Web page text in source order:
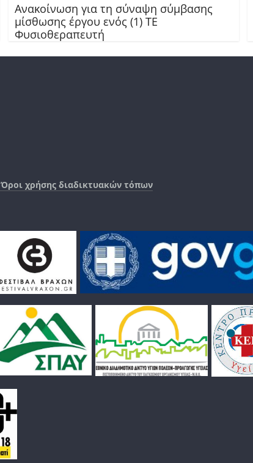
Ανακοίνωση για τη σύναψη σύμβασης
μίσθωσης έργου ενός (1) ΤΕ
Φυσιοθεραπευτή
Όροι χρήσης διαδικτυακών τόπων